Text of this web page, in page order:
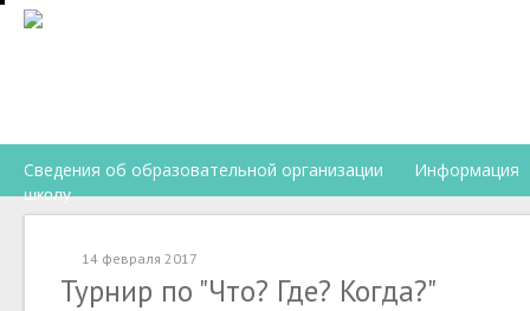
Сведения об образовательной организации Информация
школу
14 февраля 2017
Турнир по "Что? Где? Когда?"